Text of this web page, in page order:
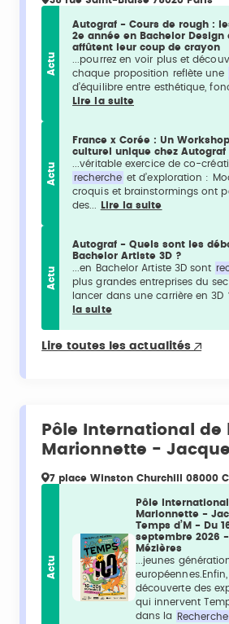
Actu
Autograf - Cours de rough :
2e année en Bachelor Design
affûtent leur coup de crayon
...pourrez en voir plus et
chaque proposition reflète une
d’équilibre entre esthétique,
Lire la suite
Actu
France x Corée : Un
culturel unique chez Autograf
...véritable exercice de co-
recherche et d’exploration :
croquis et brainstormings ont
des...
Lire la suite
Actu
Autograf - Quels sont les
Bachelor Artiste 3D ?
...en Bachelor Artiste 3D sont
plus grandes entreprises du
lancer dans une carrière en 3D
la suite
Lire toutes les actualités
Pôle International de
Marionnette -
7 place Winston Churchill 08000
Actu
Pôle
Marionnette -
Temps d’M - Du
septembre 2026
Mézières
...jeunes
découverte des
qui innervent
dans la
Recherche